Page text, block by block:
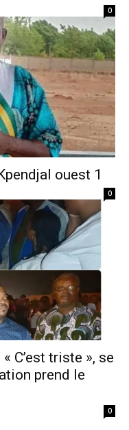
0
ouest 1
0
C’est triste », se
prend le
0